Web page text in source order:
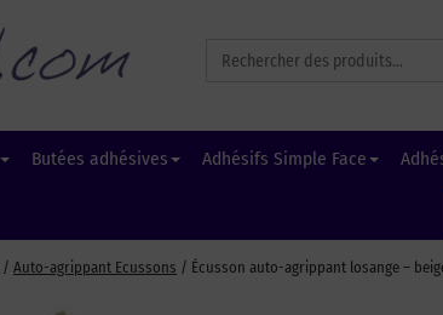
for:
Butées adhésives Adhésifs Simple Face
/ Auto-agrippant Ecussons / Écusson auto-agrippant losange –